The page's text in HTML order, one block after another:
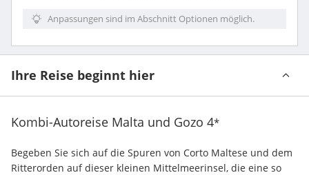
Anpassungen sind im Abschnitt Optionen möglich.
Ihre Reise beginnt hier
Kombi-Autoreise Malta und Gozo 4*
Begeben Sie sich auf die Spuren von Corto Maltese und dem
Ritterorden auf dieser kleinen Mittelmeerinsel, die eine so